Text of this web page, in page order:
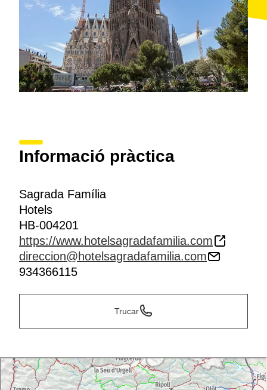
Informació pràctica
Sagrada Família
Hotels
HB-004201
https://www.hotelsagradafamilia.com
direccion@hotelsagradafamilia.com
934366115
Trucar